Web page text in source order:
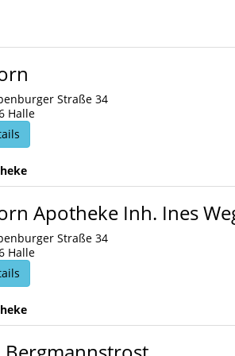
Straße 34
Halle
Apotheke Inh. Ines
Straße 34
Halle